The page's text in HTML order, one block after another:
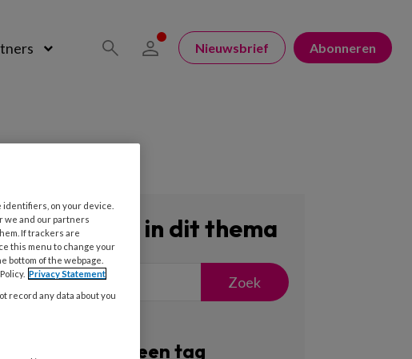
Nieuwsbrief Abonneren
Zoeken in dit thema
Zoek
Filter op een tag
on your device.
we and our partners
If trackers are
this menu to change your
bottom of the webpage.
Privacy Statement
record any data about you